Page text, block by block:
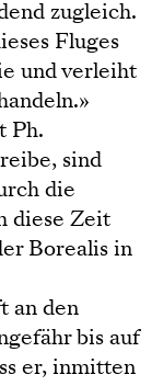
zugleich.
Fluges
und verleiht
Ph.
sind
die
diese Zeit
Borealis in
an den
bis auf
er, inmitten